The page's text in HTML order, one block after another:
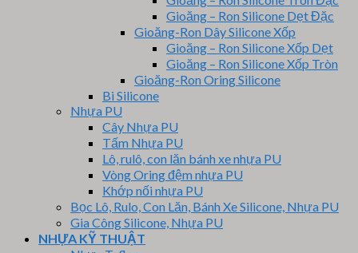
Gioăng – Ron Silicone Dẹt Đặc
Gioăng-Ron Dây Silicone Xốp
Gioăng – Ron Silicone Xốp Dẹt
Gioăng – Ron Silicone Xốp Tròn
Gioăng-Ron Oring Silicone
Bi Silicone
Nhựa PU
Cây Nhựa PU
Tấm Nhựa PU
Lô, rulô, con lăn bánh xe nhựa PU
Vòng Oring đệm nhựa PU
Khớp nối nhựa PU
Bọc Lô, Rulo, Con Lăn, Bánh Xe Silicone, Nhựa PU
Gia Công Silicone, Nhựa PU
NHỰA KỸ THUẬT